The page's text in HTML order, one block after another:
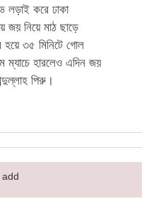
লড়াই করে ঢাকা
জয় নিয়ে মাঠ ছাড়ে
হয়ে ৩৫ মিনিটে গোল
ম্যাচে হারলেও এদিন জয়
পিরু।